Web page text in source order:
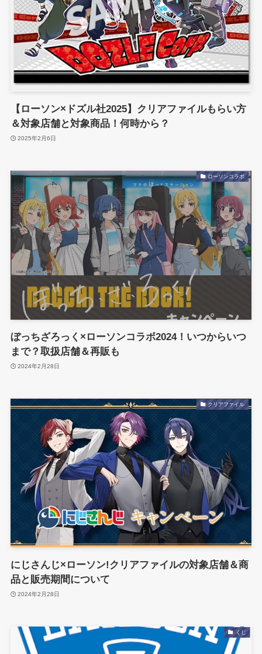
【ローソン×ドズル社2025】クリアファイルもらい方
＆対象店舗と対象商品！何時から？
2025年2月6日
ローソンコラボ
ぼっちざろっく×ローソンコラボ2024！いつからいつ
まで？取扱店舗＆再販も
2024年2月28日
クリアファイル
にじさんじ×ローソン!クリアファイルの対象店舗＆商
品と販売期間について
2024年2月28日
くじ